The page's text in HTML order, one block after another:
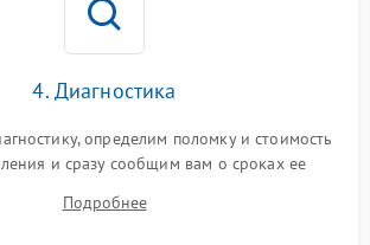
4. Диагностика
определим поломку и стоимость
и сразу сообщим вам о сроках ее
Подробнее